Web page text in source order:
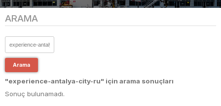
ARAMA
Arama
"experience-antalya-city-ru" için arama sonuçları
Sonuç bulunamadı.